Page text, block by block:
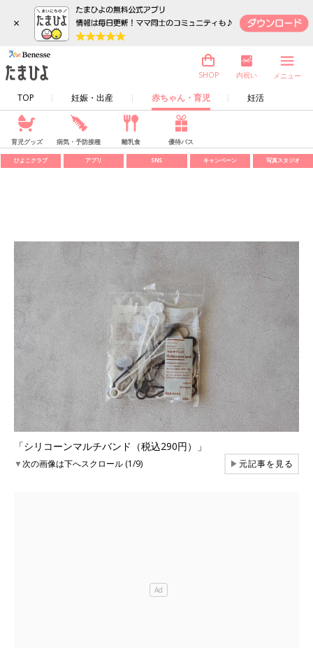
×
TOP 妊娠・出産 赤ちゃん・育児 妊活
SHOP 内祝い メニュー
育児グッズ 病気・予防接種 離乳食 優待パス
ひよこクラブ アプリ SNS キャンペーン 写真スタジオ
「シリコーンマルチバンド（税込290円）」
▼次の画像は下へスクロール (1/9) ▶元記事を見る